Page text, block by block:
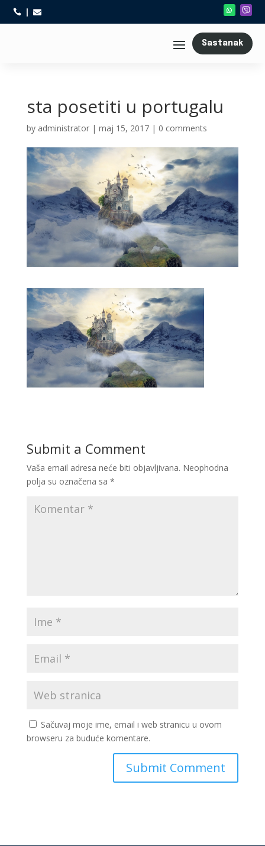
 
Sastanak
sta posetiti u portugalu
by administrator| maj 15, 2017| 0 comments
Submit a Comment
Vaša email adresa neće biti objavljivana. Neophodna
polja su označena sa *
Sačuvaj moje ime, email i web stranicu u ovom
browseru za buduće komentare.